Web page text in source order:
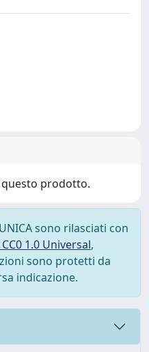
questo prodotto.
sono rilasciati con
1.0 Universal,
sono protetti da
indicazione.